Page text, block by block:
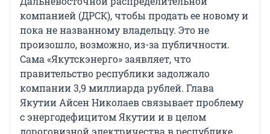
компанией (ДРСК), чтобы продать ее новому и
пока не названному владельцу. Это не
произошло, возможно, из-за публичности.
Сама «Якутскэнерго» заявляет, что
правительство республики задолжало
компании 3,9 миллиарда рублей. Глава
Якутии Айсен Николаев связывает проблему
с энергодефицитом Якутии и в целом
дороговизной электричества в республике,